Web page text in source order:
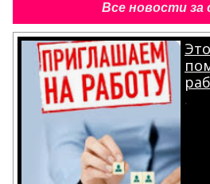
Все новости за
.